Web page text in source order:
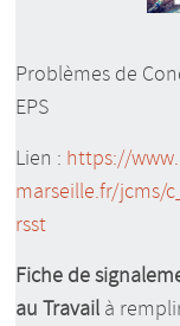
Problèmes de
EPS
Lien : https://
marseille.fr/jcms/
rsst
Fiche de
au Travail à